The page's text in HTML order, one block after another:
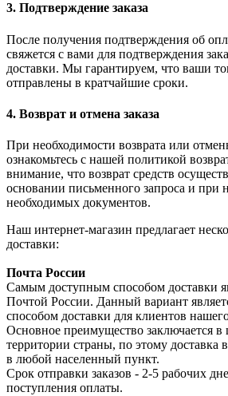
3. Подтверждение заказа
После получения подтверждения об
свяжется с вами для подтверждения
доставки. Мы гарантируем, что ваши
отправлены в кратчайшие сроки.
4. Возврат и отмена заказа
При необходимости возврата или
ознакомьтесь с нашей политикой
внимание, что возврат средств
основании письменного запроса и при
необходимых документов.
Наш интернет-магазин предлагает
доставки:
Почта России
Самым доступным способом доставки
Почтой России. Данный вариант
способом доставки для клиентов
Основное преимущество заключается
территории страны, по этому доставка
в любой населенный пункт.
Срок отправки заказов - 2-5 рабочих
поступления оплаты.